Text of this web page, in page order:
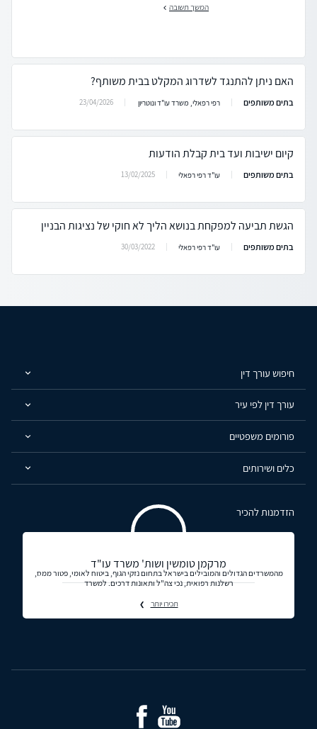
המשך תשובה
האם ניתן להתנגד לשדרוג המקלט בבית משותף?
בתים משותפים רפי רפאלי, משרד עו"ד ונוטריון 23/04/2026
קיום ישיבות ועד בית קבלת הודעות
בתים משותפים עו"ד רפי רפאלי 13/02/2025
הגשת תביעה למפקחת בנושא הליך לא חוקי של נציגות הבניין
בתים משותפים עו"ד רפי רפאלי 30/03/2022
חיפוש עורך דין
עורך דין לפי עיר
פורומים משפטיים
כלים ושירותים
הזדמנות להכיר
מרקמן טומשין ושות' משרד עו"ד
מהמשרדים הגדולים והמובילים בישראל בתחום נזקי הגוף, ביטוח לאומי, פטור ממס,
רשלנות רפואית, נכי צה"ל ותאונות דרכים. למשרד
תכירו יותר